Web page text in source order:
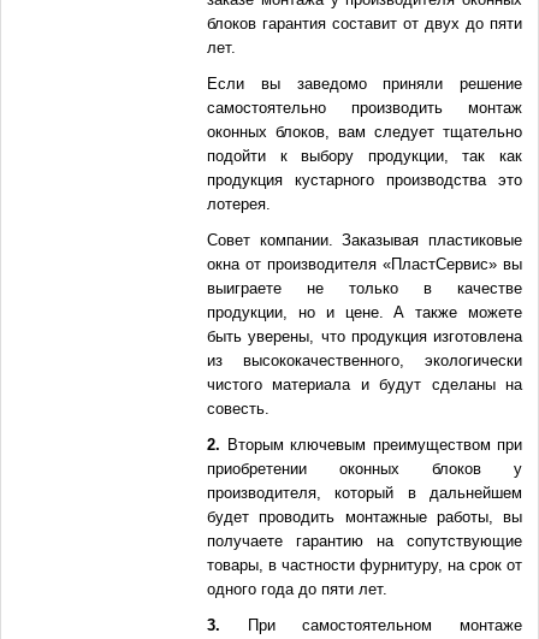
блоков гарантия составит от двух до пяти
лет.
Если вы заведомо приняли решение
самостоятельно производить монтаж
оконных блоков, вам следует тщательно
подойти к выбору продукции, так как
продукция кустарного производства это
лотерея.
Совет компании. Заказывая пластиковые
окна от производителя «ПластСервис» вы
выиграете не только в качестве
продукции, но и цене. А также можете
быть уверены, что продукция изготовлена
из высококачественного, экологически
чистого материала и будут сделаны на
совесть.
2. Вторым ключевым преимуществом при
приобретении оконных блоков у
производителя, который в дальнейшем
будет проводить монтажные работы, вы
получаете гарантию на сопутствующие
товары, в частности фурнитуру, на срок от
одного года до пяти лет.
3. При самостоятельном монтаже